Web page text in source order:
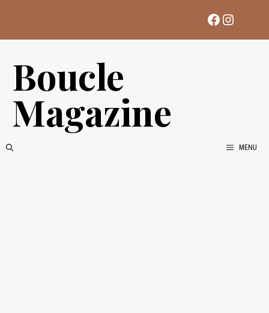
contenu
Facebook
Boucle
Magazine
MENU